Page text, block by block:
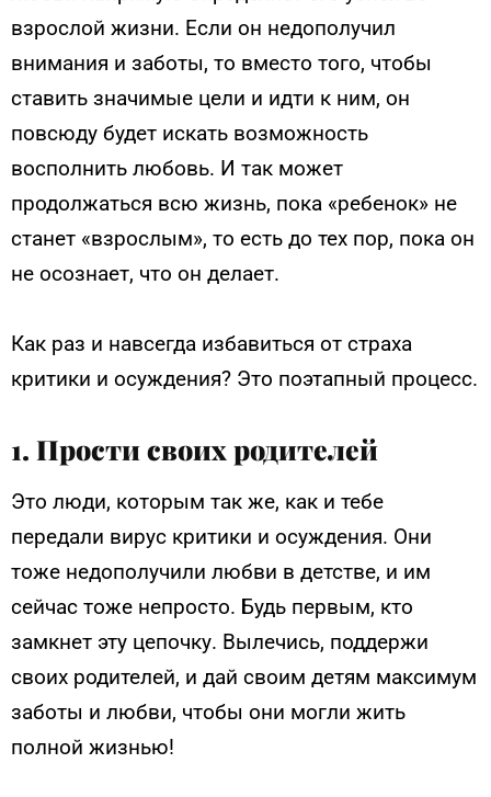
взрослой жизни. Если он недополучил
внимания и заботы, то вместо того, чтобы
ставить значимые цели и идти к ним, он
повсюду будет искать возможность
восполнить любовь. И так может
продолжаться всю жизнь, пока «ребенок» не
станет «взрослым», то есть до тех пор, пока он
не осознает, что он делает.
Как раз и навсегда избавиться от страха
критики и осуждения? Это поэтапный процесс.
1. Прости своих родителей
Это люди, которым так же, как и тебе
передали вирус критики и осуждения. Они
тоже недополучили любви в детстве, и им
сейчас тоже непросто. Будь первым, кто
замкнет эту цепочку. Вылечись, поддержи
своих родителей, и дай своим детям максимум
заботы и любви, чтобы они могли жить
полной жизнью!